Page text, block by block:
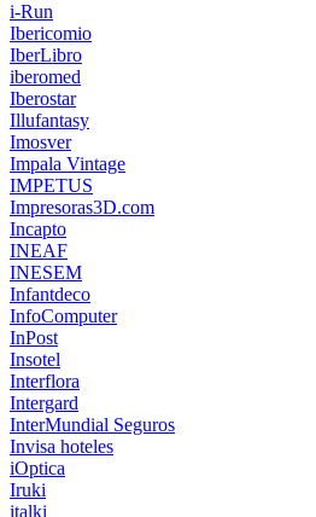
i-Run
Ibericomio
IberLibro
iberomed
Iberostar
Illufantasy
Imosver
Impala Vintage
IMPETUS
Impresoras3D.com
Incapto
INEAF
INESEM
Infantdeco
InfoComputer
InPost
Insotel
Interflora
Intergard
InterMundial Seguros
Invisa hoteles
iOptica
Iruki
italki